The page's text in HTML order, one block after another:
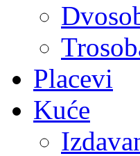
Placevi
Kuće